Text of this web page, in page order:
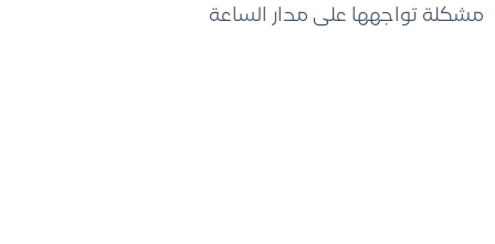
مشكلة تواجهها على مدار الساعة